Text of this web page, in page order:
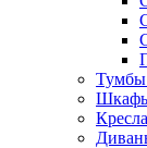
Тумбы